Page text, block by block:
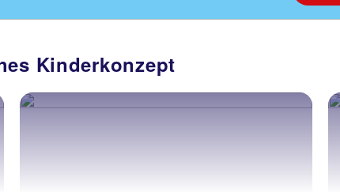
Kinderkonzept